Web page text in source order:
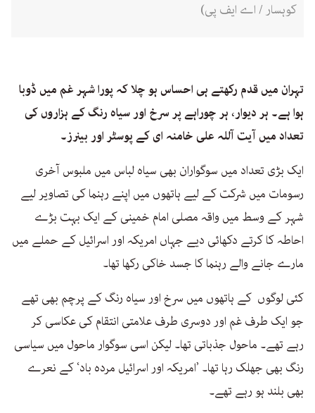
کوہسار / اے ایف پی)
تہران میں قدم رکھتے ہی احساس ہو چلا کہ پورا شہر غم میں ڈوبا
ہوا ہے۔ ہر دیوار، ہر چوراہے پر سرخ اور سیاہ رنگ کے ہزاروں کی
تعداد میں آیت آللہ علی خامنہ ای کے پوسٹر اور بینرز۔
ایک بڑی تعداد میں سوگواران بھی سیاہ لباس میں ملبوس آخری
رسومات میں شرکت کے لیے ہاتھوں میں اپنے رہنما کی تصاویر لیے
شہر کے وسط میں واقہ مصلی امام خمینی کے ایک بہت بڑے
احاطہ کا کرتے دکھائی دیے جہاں امریکہ اور اسرائیل کے حملے میں
مارے جانے والے رہنما کا جسد خاکی رکھا تھا۔
کئی لوگوں کے ہاتھوں میں سرخ اور سیاہ رنگ کے پرچم بھی تھے
جو ایک طرف غم اور دوسری طرف علامتی انتقام کی عکاسی کر
رہے تھے۔ ماحول جذباتی تھا۔ لیکن اسی سوگوار ماحول میں سیاسی
رنگ بھی جھلک رہا تھا۔ ’امریکہ اور اسرائیل مردہ باد‘ کے نعرے
بھی بلند ہو رہے تھے۔